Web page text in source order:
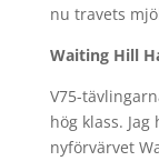
nu travets
Waiting Hill
V75-
hög klass.
nyförvärvet